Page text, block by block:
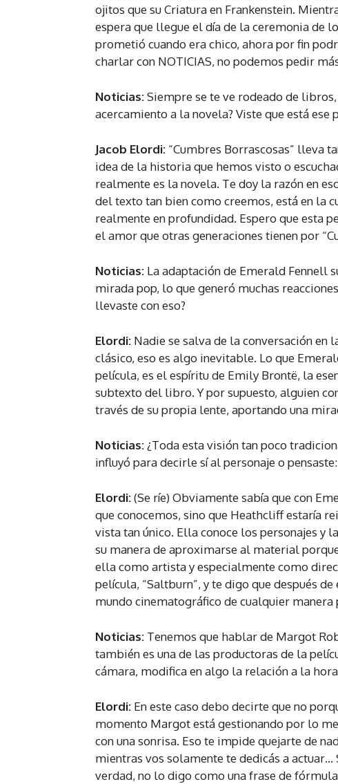
ojitos que su Criatura en Frankenstein.
espera que llegue el día de la ceremonia de
prometió cuando era chico, ahora por fin
charlar con NOTICIAS, no podemos pedir
Noticias:Siempre se te ve rodeado de
acercamiento a la novela? Viste que está
Jacob Elordi: “Cumbres Borrascosas” lleva
idea de la historia que hemos visto o
realmente es la novela. Te doy la razón en
del texto tan bien como creemos, está en la
realmente en profundidad. Espero que esta
el amor que otras generaciones tienen por
Noticias: La adaptación de Emerald Fennell
mirada pop, lo que generó muchas
llevaste con eso?
Elordi: Nadie se salva de la conversación en
clásico, eso es algo inevitable. Lo que
película, es el espíritu de Emily Brontë, la
subtexto del libro. Y por supuesto, alguien
través de su propia lente, aportando una
Noticias:¿Toda esta visión tan poco
influyó para decirle sí al personaje o
Elordi:(Se ríe) Obviamente sabía que con
que conocemos, sino que Heathcliff estaría
vista tan único. Ella conoce los personajes y
su manera de aproximarse al material
ella como artista y especialmente como
película, “Saltburn”, y te digo que después
mundo cinematográfico de cualquier manera
Noticias: Tenemos que hablar de Margot
también es una de las productoras de la
cámara, modifica en algo la relación a la
Elordi: En este caso debo decirte que no
momento Margot está gestionando por lo
con una sonrisa. Eso te impide quejarte de
mientras vos solamente te dedicás a
verdad, no lo digo como una frase de